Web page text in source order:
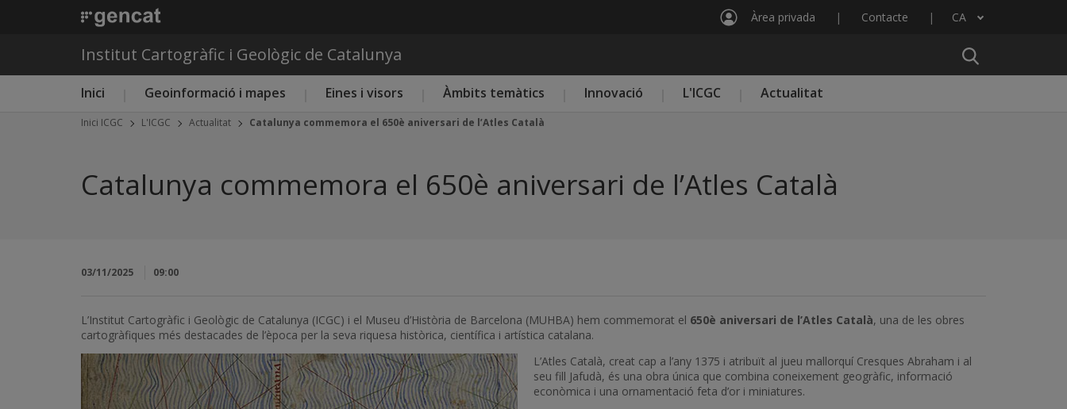
Àrea privada Contacte CA
Llista les accions addicionals
Institut Cartogràfic i Geològic de Catalunya
Menú principal ICGC
Inici Geoinformació i mapes Eines i visors Àmbits temàtics Innovació L'ICGC Actualitat
Inici ICGC L'ICGC Actualitat Catalunya commemora el 650è aniversari de l’Atles Català
Catalunya commemora el 650è aniversari de l’Atles Català
03/11/2025 09:00
L’Institut Cartogràfic i Geològic de Catalunya (ICGC) i el Museu d’Història de Barcelona (MUHBA) hem commemorat el 650è aniversari de l’Atles Català, una de les obres
cartogràfiques més destacades de l’època per la seva riquesa històrica, científica i artística catalana.
L’Atles Català, creat cap a l’any 1375 i atribuït al jueu mallorquí Cresques Abraham i al
seu fill Jafudà, és una obra única que combina coneixement geogràfic, informació
econòmica i una ornamentació feta d’or i miniatures.